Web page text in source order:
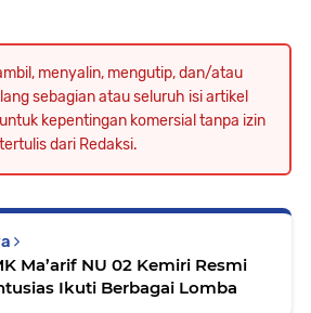
menyalin, mengutip, dan/atau
sebagian atau seluruh isi artikel
kepentingan komersial tanpa izin
tertulis dari Redaksi.
Ma’arif NU 02 Kemiri Resmi
Ikuti Berbagai Lomba